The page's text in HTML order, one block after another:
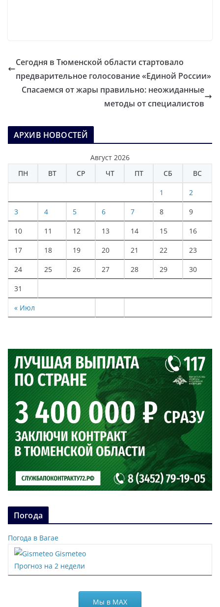
Сегодня в Тюменской области стартовало
предварительное голосование «Единой России»
Спасаемся от жары правильно: неожиданные
методы от специалистов
АРХИВ НОВОСТЕЙ
Август 2026
ПН
ВТ СР ЧТ ПТ СБ ВС
« Июл
1 2
3 4 5 6 7 8 9
10 11 12 13 14 15 16
17 18 19 20 21 22 23
24 25 26 27 28 29 30
31
Погода
Погода в Вагае
Gismeteo
Прогноз на 2 недели
Мы в МАХ